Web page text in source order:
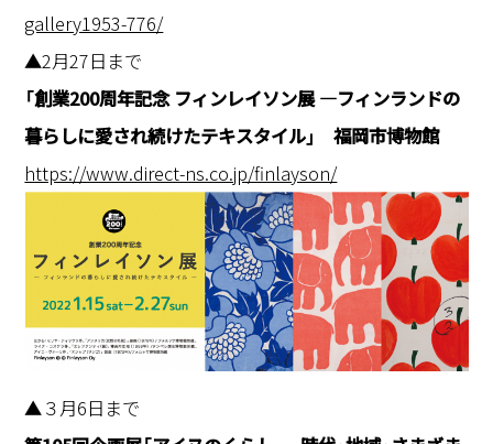
gallery1953-776/
▲2月27日まで
「創業200周年記念 フィンレイソン展 ―フィンランドの
暮らしに愛され続けたテキスタイル」 福岡市博物館
https://www.direct-ns.co.jp/finlayson/
▲３月6日まで